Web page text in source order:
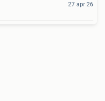
27 apr 26